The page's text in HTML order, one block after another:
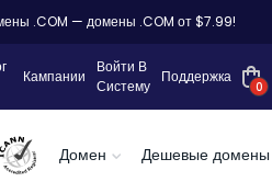
.COM — домены .COM от $7.99!
Кампании
Войти В
Систему
Поддержка
0
Домен Дешевые домены